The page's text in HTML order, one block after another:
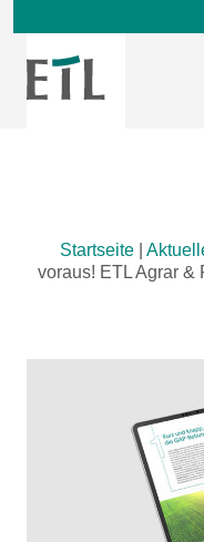
content
Startseite
voraus! ETL Agrar &